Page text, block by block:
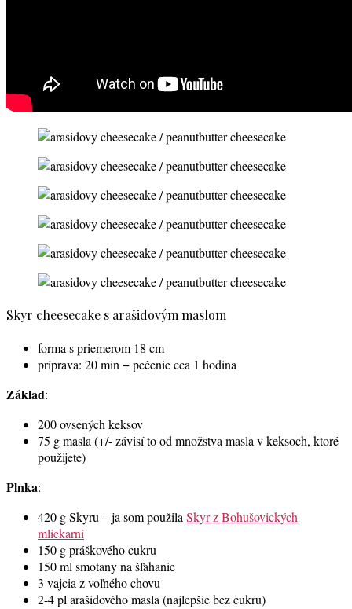
Skyr cheesecake s arašidovým maslom
forma s priemerom 18 cm
príprava: 20 min + pečenie cca 1 hodina
Základ:
200 ovsených keksov
75 g masla (+/- závisí to od množstva masla v keksoch, ktoré
použijete)
Plnka:
420 g Skyru – ja som použilaSkyr z Bohušovických
mliekarní
150 g práškového cukru
150 ml smotany na šľahanie
3 vajcia z voľného chovu
2-4 pl arašidového masla (najlepšie bez cukru)